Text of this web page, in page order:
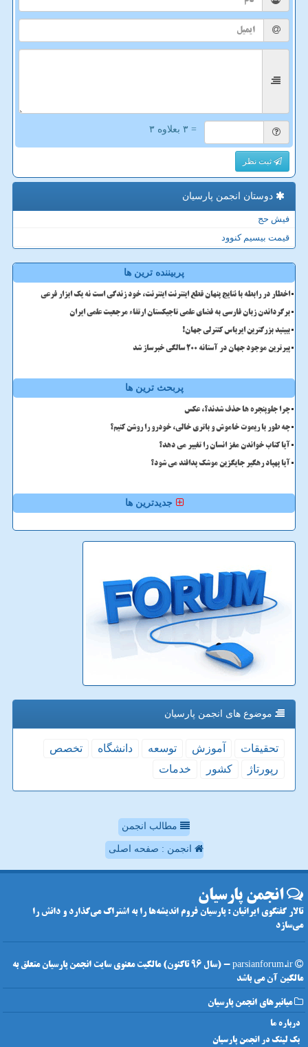
= ۳ بعلاوه ۳
ثبت نظر
دوستان انجمن پارسیان
فیش حج
قیمت بیسیم کنوود
پربیننده ترین ها
اخطار در رابطه با نتایج پنهان قطع اینترنت اینترنت، خود زندگی است نه یک ابزار فرعی
برگرداندن زبان فارسی به فضای علمی تاجیکستان ارتقاء مرجعیت علمی ایران
ببینید بزرگترین ایرباس کنترلی جهان!
پیرترین موجود جهان در آستانه ۲۰۰ سالگی خبرساز شد
پربحث ترین ها
چرا جلوپنجره ها حذف شدند؟، عکس
چه طور با ریموت خاموش و باتری خالی، خودرو را روشن کنیم؟
آیا کتاب خواندن مغز انسان را تغییر می دهد؟
آیا پهپاد رهگیر جایگزین موشک پدافند می شود؟
جدیدترین ها
موضوع های انجمن پارسیان
تحقیقات آموزش توسعه دانشگاه
تخصص
رپورتاژ
كشور خدمات
مطالب انجمن
انجمن : صفحه اصلی
انجمن پارسیان
تالار گفتگوی ایرانیان : پارسیان فروم اندیشه‌ها را به اشتراک می‌گذارد و دانش را
می‌سازد
parsianforum.ir - (سال 96 تاکنون) مالکیت معنوی سایت انجمن پارسیان متعلق به
مالکین آن می باشد
میانبرهای انجمن پارسیان
درباره ما
بک لینک در انجمن پارسیان